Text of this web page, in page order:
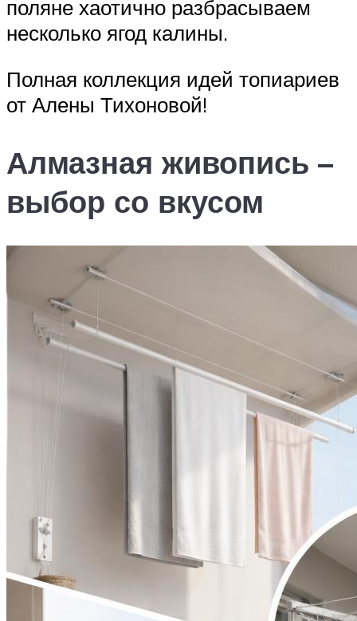
поляне хаотично разбрасываем
несколько ягод калины.
Полная коллекция идей топиариев
от Алены Тихоновой!
Алмазная живопись –
выбор со вкусом